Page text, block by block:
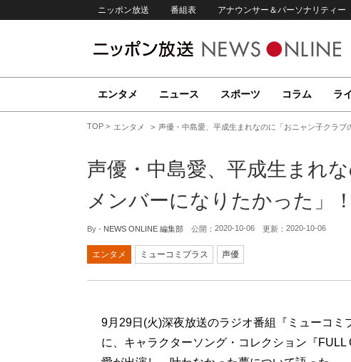
ニッポン放送 番組表 アナウンサー＆パーソナリティー
エンタメ ニュース スポーツ コラム ラ
TOP エンタメ 声優・中島愛、平成生まれなのに「おニャン子クラブ
声優・中島愛、平成生まれ
メンバーになりたかった」
By - NEWS ONLINE 編集部 公開： 2020-10-06 更新： 2020-10-06
エンタメ ミューコミプラス 声優
9月29日(火)深夜放送のラジオ番組『ミューコミ
に、キャラクターソング・コレクション『